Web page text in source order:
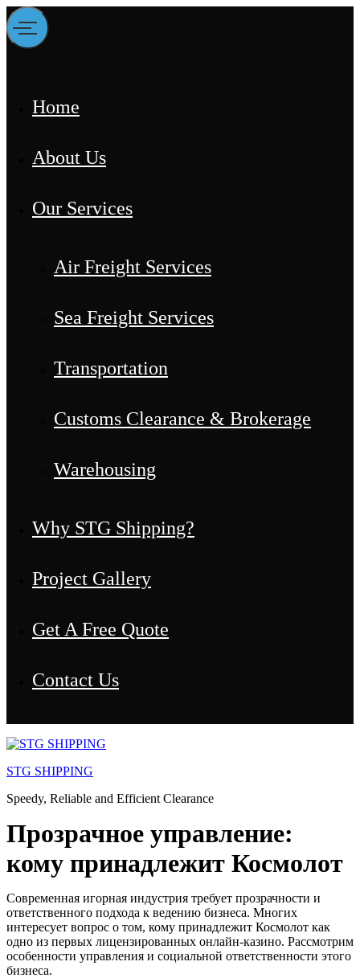
Home
About Us
Our Services
Air Freight Services
Sea Freight Services
Transportation
Customs Clearance & Brokerage
Warehousing
Why STG Shipping?
Project Gallery
Get A Free Quote
Contact Us
Skip
content
STG SHIPPING
Speedy, Reliable and Efficient Clearance
Прозрачное управление:
кому принадлежит Космолот
Современная игорная индустрия требует прозрачности и
ответственного подхода к ведению бизнеса. Многих
интересует вопрос о том, кому принадлежит Космолот как
одно из первых лицензированных онлайн-казино. Рассмотрим
особенности управления и социальной ответственности этого
бизнеса.